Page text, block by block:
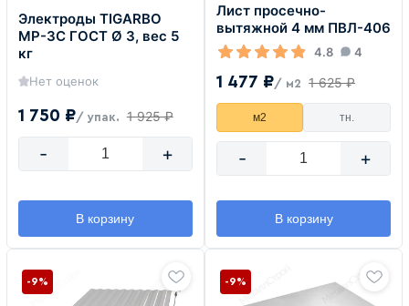
Электроды TIGARBO
MP-3C ГОСТ Ø 3, вес 5
кг
Нет оценок
1 750 ₽/ упак. 1 925 ₽
- +
В корзину
Лист просечно-
вытяжной 4 мм ПВЛ-406
4.8 4
1 477 ₽/ м2 1 625 ₽
м2 тн.
- +
В корзину
-9% -9%